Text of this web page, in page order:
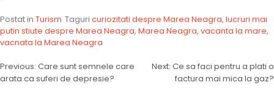
Postat in Turism Taguri curiozitati despre Marea Neagra, lucruri mai
putin stiute despre Marea Neagra, Marea Neagra, vacanta la mare,
vacnata la Marea Neagra
Navigare
în
Previous: Care sunt semnele care
arata ca suferi de depresie?
Next: Ce sa faci pentru a plati o
factura mai mica la gaz?